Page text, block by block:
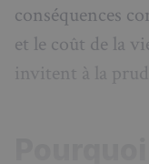
conséquences
et le coût de la
invitent à la